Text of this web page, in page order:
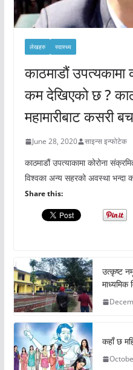
लेखहरु स्वास्थ्य
काठमाडौं
कम देखिएको छ ?
महामारीबाट कसरी
June 28, 2020 साइन्स इन्फोटेक
काठमाडौं उपत्याकामा कोरोना
विश्वका अन्य सहरको अवस्था भन्दा
Share this:
उत्कृष्ट
माध्यमिक
कहाँ छ